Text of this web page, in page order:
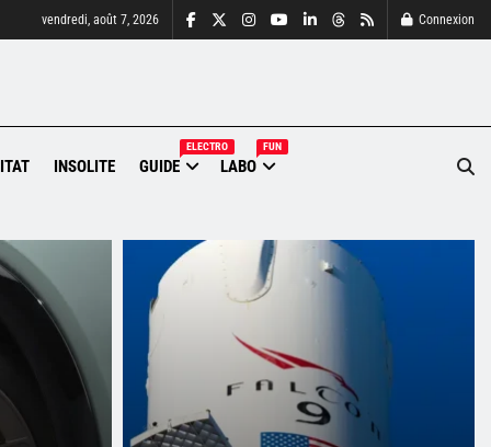
vendredi, août 7, 2026 Connexion
INSOLITE GUIDE
ELECTRO
LABO
FUN